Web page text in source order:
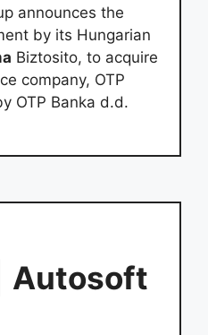
announces the
by its Hungarian
Biztosito, to acquire
company, OTP
OTP Banka d.d.
Autosoft